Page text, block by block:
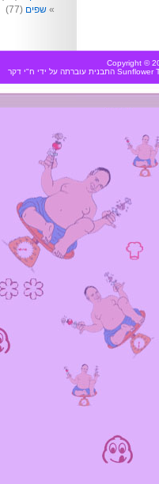
שפים (77)
Copyright ©
Sunflower התבנית עוברתה על ידי ח"י דקר